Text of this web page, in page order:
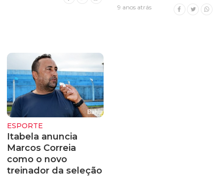
9 anos atrás
ESPORTE
Itabela anuncia
Marcos Correia
como o novo
treinador da seleção